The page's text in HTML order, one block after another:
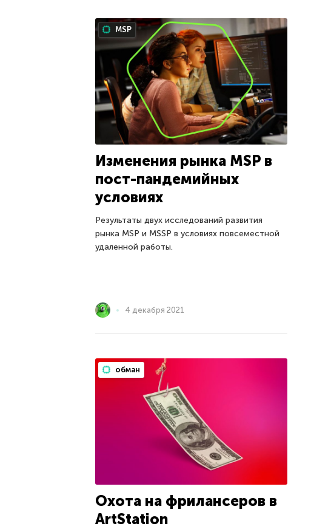
MSP
Изменения рынка MSP в
пост-пандемийных
условиях
Результаты двух исследований развития
рынка MSP и MSSP в условиях повсеместной
удаленной работы.
4 декабря 2021
обман
Охота на фрилансеров в
ArtStation